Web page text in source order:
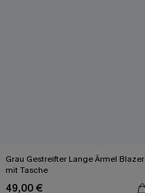
Grau Gestreifter Lange Ärmel Blazer
mit Tasche
49,00 €